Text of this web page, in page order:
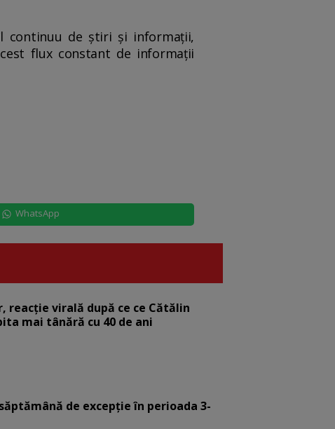
continuu de știri și informații,
flux constant de informații
WhatsApp
reacție virală după ce ce Cătălin
mai tânără cu 40 de ani
de excepție în perioada 3-